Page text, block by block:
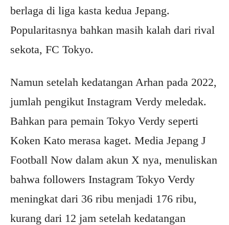
berlaga di liga kasta kedua Jepang.
Popularitasnya bahkan masih kalah dari rival
sekota, FC Tokyo.
Namun setelah kedatangan Arhan pada 2022,
jumlah pengikut Instagram Verdy meledak.
Bahkan para pemain Tokyo Verdy seperti
Koken Kato merasa kaget. Media Jepang J
Football Now dalam akun X nya, menuliskan
bahwa followers Instagram Tokyo Verdy
meningkat dari 36 ribu menjadi 176 ribu,
kurang dari 12 jam setelah kedatangan